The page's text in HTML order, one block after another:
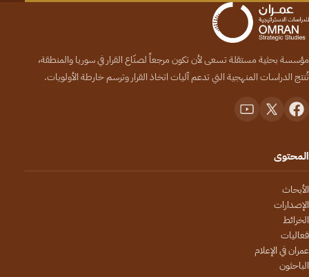
مؤسسة بحثية مستقلة تسعى لأن تكون مرجعاً لصنّاع القرار في سوريا والمنطقة،
تُنتج الدراسات المنهجية التي تدعم آليات اتخاذ القرار وترسم خارطة الأولويات.
المحتوى
الأبحاث
الإصدارات
الخرائط
فعاليات
عمران في الإعلام
الباحثون